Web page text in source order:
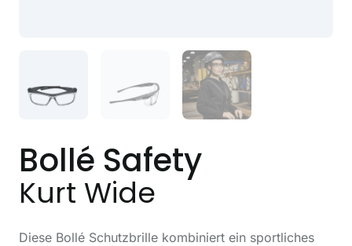
Bollé Safety
Kurt Wide
Diese Bollé Schutzbrille kombiniert ein sportliches